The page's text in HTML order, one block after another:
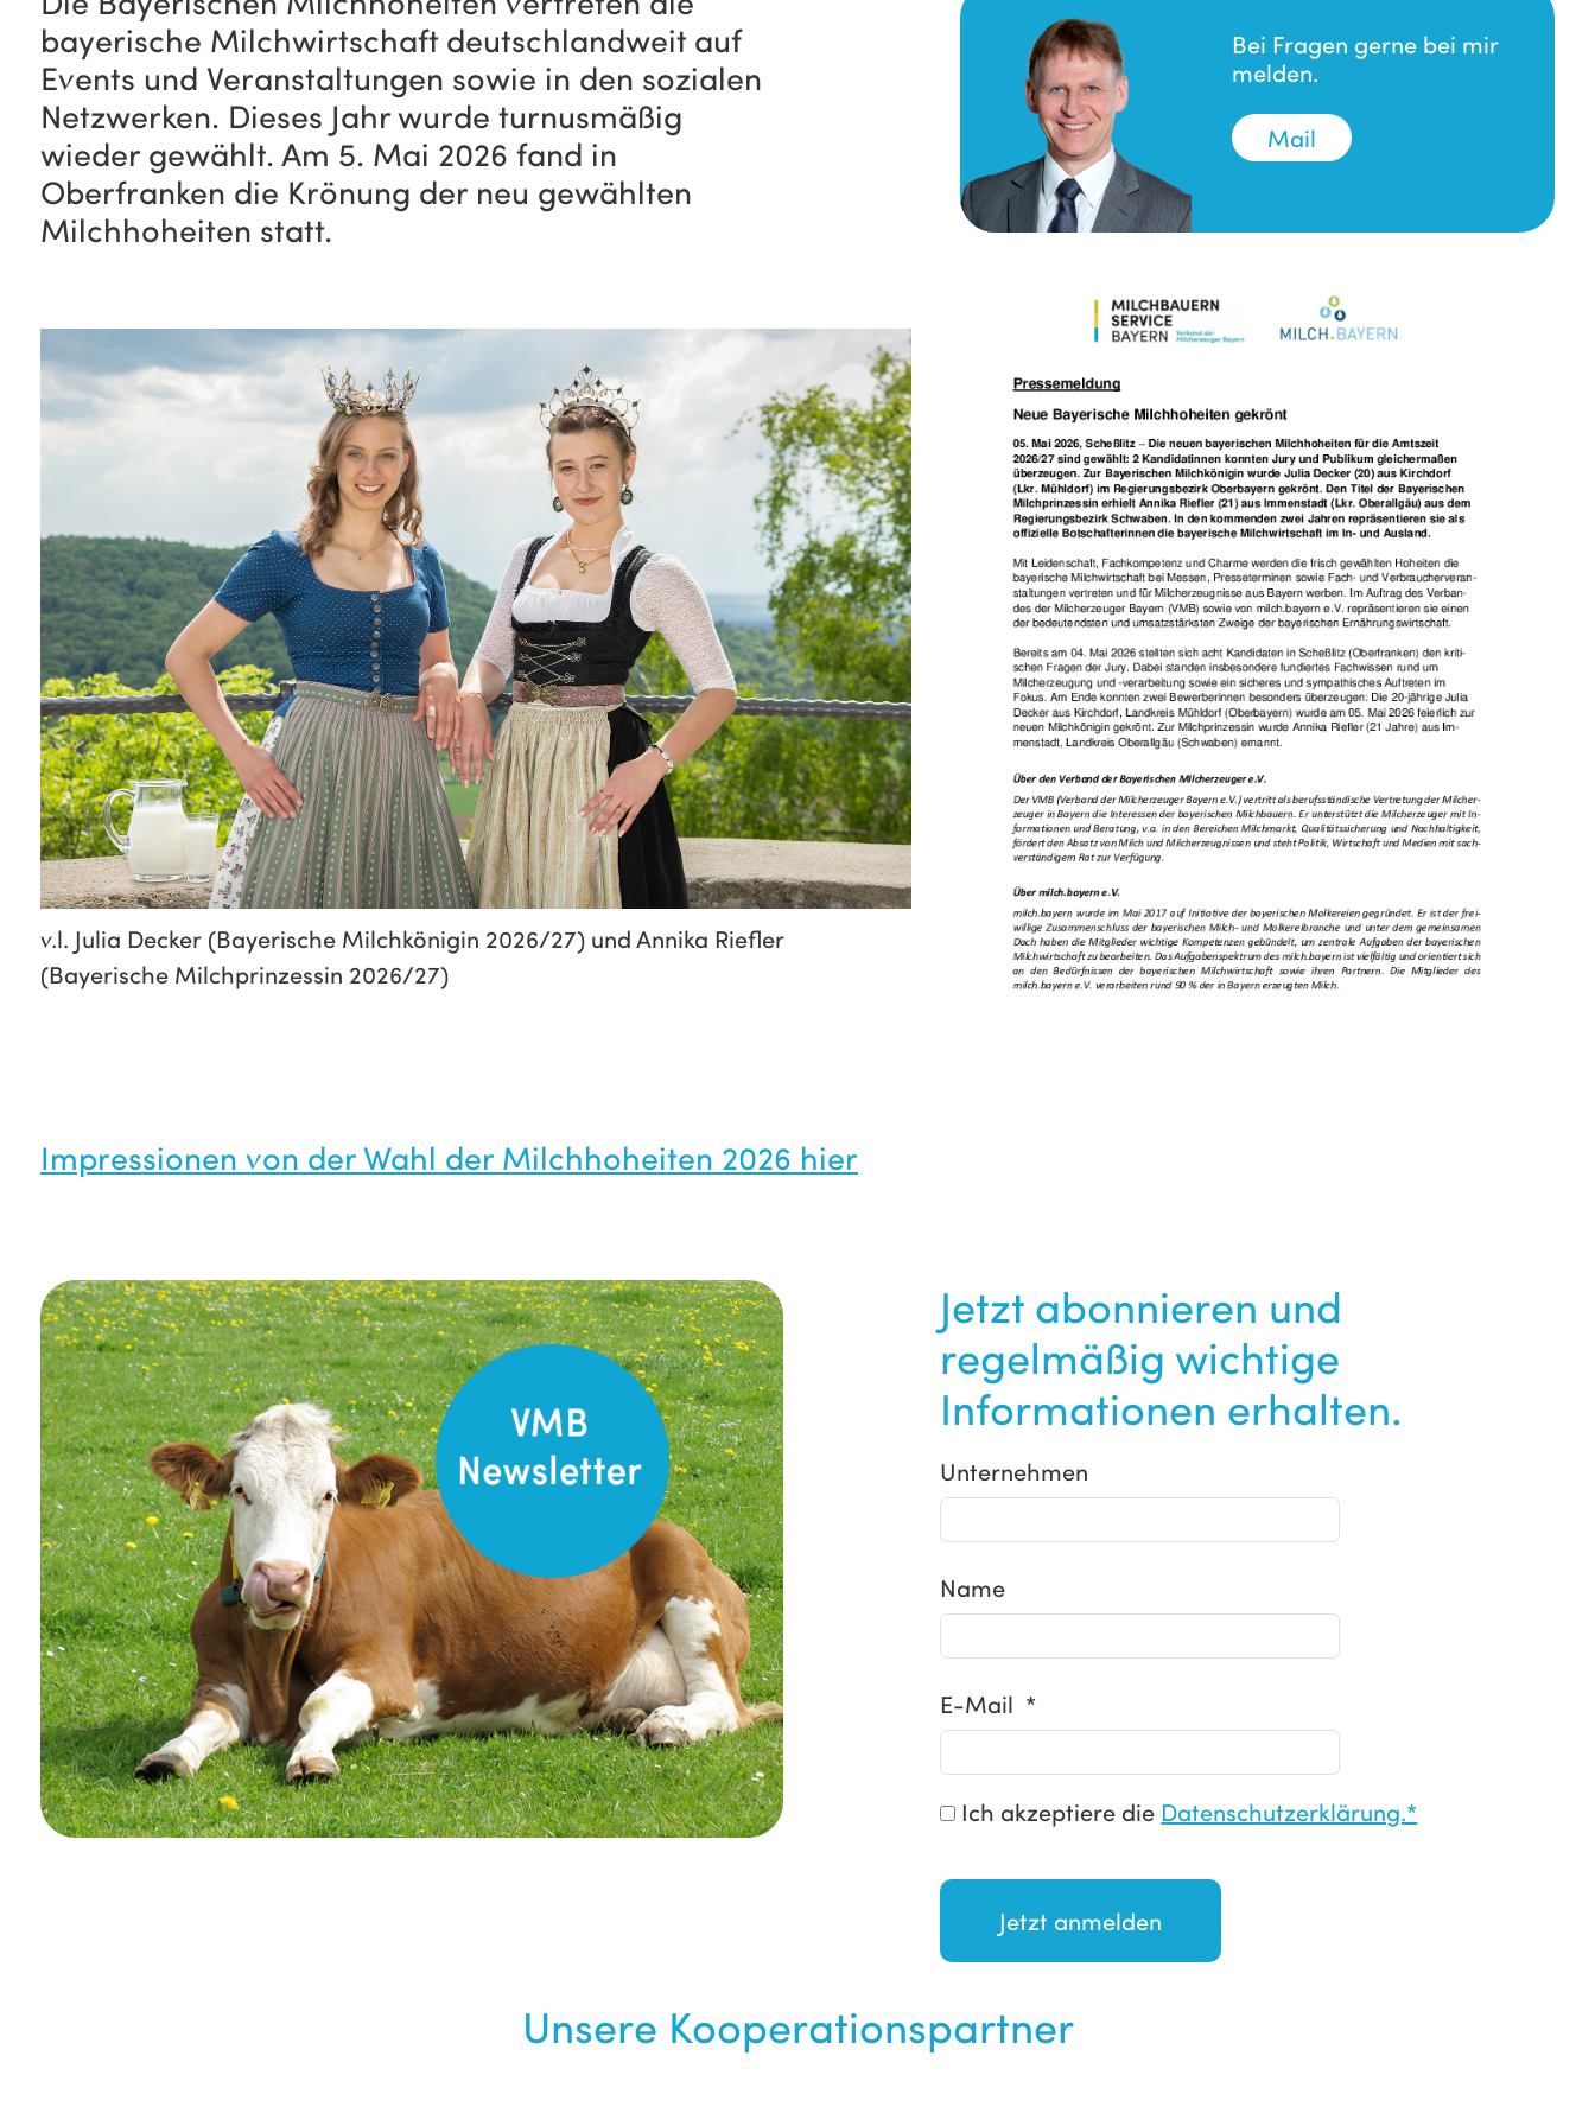
bayerische Milchwirtschaft deutschlandweit auf
Events und Veranstaltungen sowie in den sozialen
Netzwerken. Dieses Jahr wurde turnusmäßig
wieder gewählt. Am 5. Mai 2026 fand in
Oberfranken die Krönung der neu gewählten
Milchhoheiten statt.
Bei Fragen gerne bei mir
melden.
Mail
v.l. Julia Decker (Bayerische Milchkönigin 2026/27) und Annika Riefler
(Bayerische Milchprinzessin 2026/27)
Impressionen von der Wahl der Milchhoheiten 2026 hier
Jetzt abonnieren und
regelmäßig wichtige
Informationen erhalten.
Unternehmen
Name
E-Mail *
Ich akzeptiere die Datenschutzerklärung.*
Unsere Kooperationspartner